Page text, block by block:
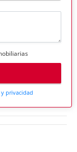
privacidad